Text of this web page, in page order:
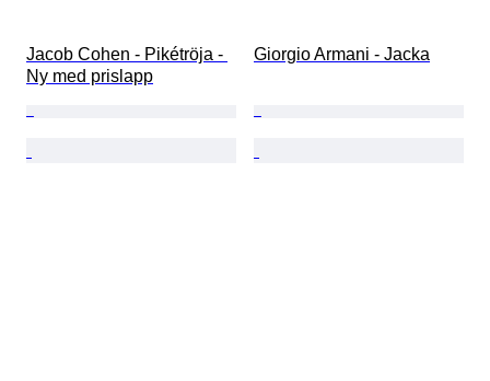
Jacob Cohen - Pikétröja -
Ny med prislapp
Giorgio Armani - Jacka